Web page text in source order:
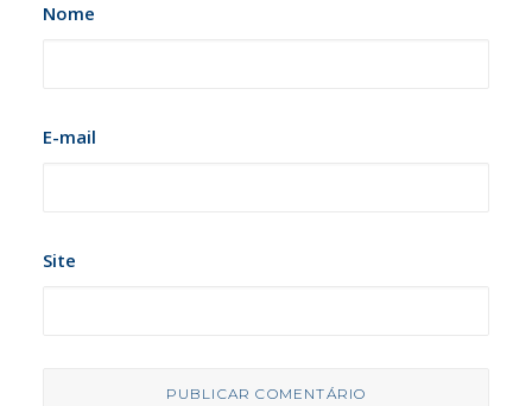
Nome
E-mail
Site